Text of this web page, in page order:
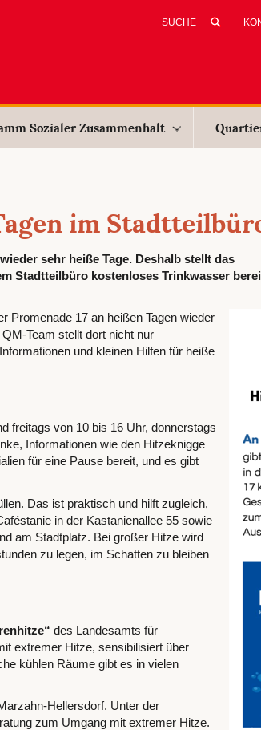
Sozialer Zusammenhalt
im
sehr heiße Tage. Deshalb stellt das
Stadtteilbüro kostenloses Trinkwasser
Promenade 17 an heißen Tagen wieder
Team stellt dort nicht nur
und kleinen Hilfen für heiße
freitags von 10 bis 16 Uhr, donnerstags
Informationen wie den Hitzeknigge
für eine Pause bereit, und es gibt
Das ist praktisch und hilft zugleich,
in der Kastanienallee 55 sowie
am Stadtplatz. Bei großer Hitze wird
zu legen, im Schatten zu bleiben
des Landesamts für
extremer Hitze, sensibilisiert über
kühlen Räume gibt es in vielen
Hellersdorf. Unter der
zum Umgang mit extremer Hitze.